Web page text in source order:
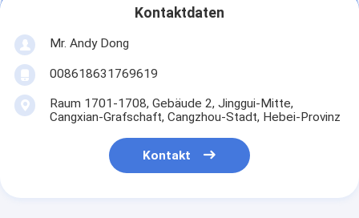
Kontaktdaten
Mr. Andy Dong
008618631769619
Raum 1701-1708, Gebäude 2, Jinggui-Mitte,
Cangxian-Grafschaft, Cangzhou-Stadt, Hebei-Provinz
Kontakt